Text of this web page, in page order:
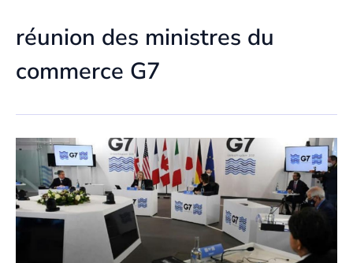
réunion des ministres du
commerce G7